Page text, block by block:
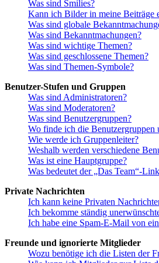
Was sind Smilies?
Kann ich Bilder in meine Beiträge
Was sind globale
Was sind Bekanntmachungen?
Was sind wichtige Themen?
Was sind geschlossene Themen?
Was sind Themen-Symbole?
Benutzer-Stufen und Gruppen
Was sind Administratoren?
Was sind Moderatoren?
Was sind Benutzergruppen?
Wo finde ich die Benutzergruppen
Wie werde ich Gruppenleiter?
Weshalb werden verschiedene
Was ist eine Hauptgruppe?
Was bedeutet der „Das Team“-
Private Nachrichten
Ich kann keine Privaten
Ich bekomme ständig
Ich habe eine Spam-E-Mail von
Freunde und ignorierte Mitglieder
Wozu benötige ich die Listen der